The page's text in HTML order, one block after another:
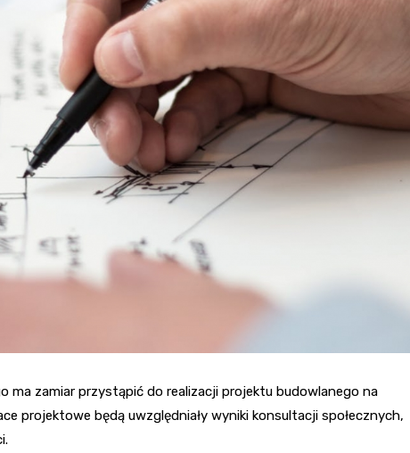
ma zamiar przystąpić do realizacji projektu budowlanego na
projektowe będą uwzględniały wyniki konsultacji społecznych,